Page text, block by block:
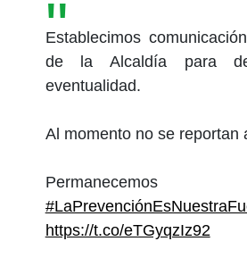
Establecimos
de la Alcaldía para
eventualidad.
Al momento no se reportan
https://t.co/eTGyqzIz92